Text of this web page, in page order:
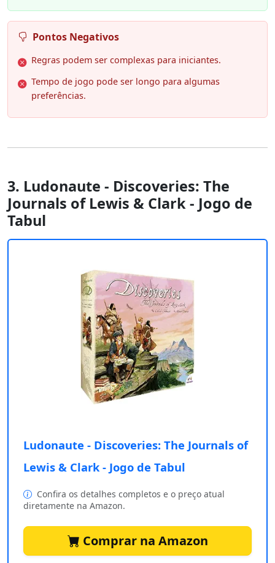
Pontos Negativos
Regras podem ser complexas para iniciantes.
Tempo de jogo pode ser longo para algumas
preferências.
3. Ludonaute - Discoveries: The
Journals of Lewis & Clark - Jogo de
Tabul
Ludonaute - Discoveries: The Journals of
Lewis & Clark - Jogo de Tabul
Confira os detalhes completos e o preço atual
diretamente na Amazon.
Comprar na Amazon